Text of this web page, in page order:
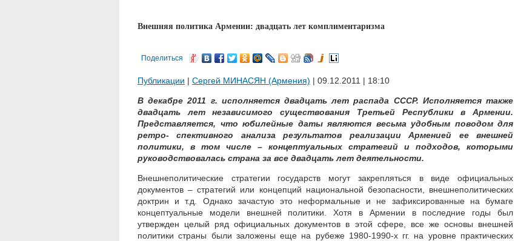
Внешняя политика Армении: двадцать лет комплиментаризма
Поделиться
Публикации | Сергей МИНАСЯН (Армения) | 09.12.2011 | 18:10
В декабре 2011 г. исполняется двадцать лет распада СССР. Исполняется также
двадцать лет независимого существования Третьей Республики в Армении.
Представляется, что юбилейные даты являются весьма удобным поводом для
ретро- спективного анализа результатов реализации Арменией ее внешней
политики, в том числе – концептуальных стратегий и подходов, которыми
руководствовалась страна за все двадцать лет деятельности.
Внешнеполитические стратегии государств могут закрепляться в виде официальных
документов – стратегий или концепций национальной безопасности, внешнеполитических
доктрин и т.д. Однако зачастую это неформальные и не зафиксированные на бумаге
концептуальные модели внешней политики. Хотя в Армении в последние годы был
утвержден целый ряд официальных документов в этой сфере, все же основы внешней
политики страны были заложены еще на рубеже 1980-1990-х гг. на уровне практических